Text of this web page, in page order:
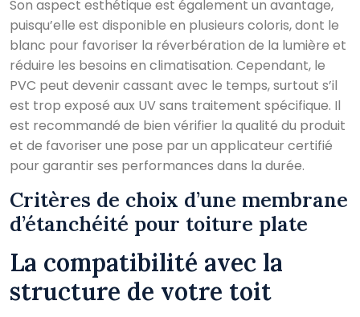
Son aspect esthétique est également un avantage,
puisqu’elle est disponible en plusieurs coloris, dont le
blanc pour favoriser la réverbération de la lumière et
réduire les besoins en climatisation. Cependant, le
PVC peut devenir cassant avec le temps, surtout s’il
est trop exposé aux UV sans traitement spécifique. Il
est recommandé de bien vérifier la qualité du produit
et de favoriser une pose par un applicateur certifié
pour garantir ses performances dans la durée.
Critères de choix d’une membrane
d’étanchéité pour toiture plate
La compatibilité avec la
structure de votre toit